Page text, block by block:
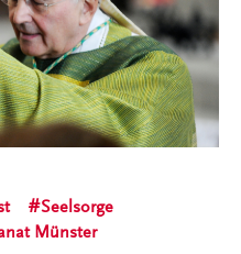
Seelsorge
Münster